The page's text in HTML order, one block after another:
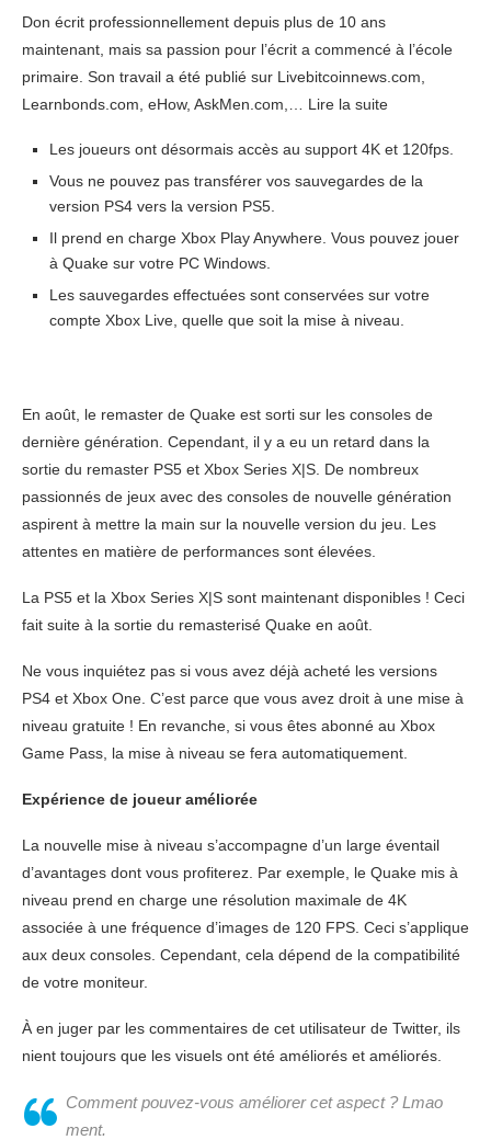
Don écrit professionnellement depuis plus de 10 ans
maintenant, mais sa passion pour l’écrit a commencé à l’école
primaire. Son travail a été publié sur Livebitcoinnews.com,
Learnbonds.com, eHow, AskMen.com,… Lire la suite
Les joueurs ont désormais accès au support 4K et 120fps.
Vous ne pouvez pas transférer vos sauvegardes de la
version PS4 vers la version PS5.
Il prend en charge Xbox Play Anywhere. Vous pouvez jouer
à Quake sur votre PC Windows.
Les sauvegardes effectuées sont conservées sur votre
compte Xbox Live, quelle que soit la mise à niveau.
En août, le remaster de Quake est sorti sur les consoles de
dernière génération. Cependant, il y a eu un retard dans la
sortie du remaster PS5 et Xbox Series X|S. De nombreux
passionnés de jeux avec des consoles de nouvelle génération
aspirent à mettre la main sur la nouvelle version du jeu. Les
attentes en matière de performances sont élevées.
La PS5 et la Xbox Series X|S sont maintenant disponibles ! Ceci
fait suite à la sortie du remasterisé Quake en août.
Ne vous inquiétez pas si vous avez déjà acheté les versions
PS4 et Xbox One. C’est parce que vous avez droit à une mise à
niveau gratuite ! En revanche, si vous êtes abonné au Xbox
Game Pass, la mise à niveau se fera automatiquement.
Expérience de joueur améliorée
La nouvelle mise à niveau s’accompagne d’un large éventail
d’avantages dont vous profiterez. Par exemple, le Quake mis à
niveau prend en charge une résolution maximale de 4K
associée à une fréquence d’images de 120 FPS. Ceci s’applique
aux deux consoles. Cependant, cela dépend de la compatibilité
de votre moniteur.
À en juger par les commentaires de cet utilisateur de Twitter, ils
nient toujours que les visuels ont été améliorés et améliorés.
Comment pouvez-vous améliorer cet aspect ? Lmao
ment.